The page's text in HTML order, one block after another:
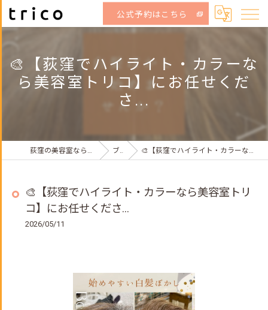
公式予約はこちら
🎨【荻窪でハイライト・カラーな
ら美容室トリコ】にお任せくだ
さ...
荻窪の美容室なら美容室トリコ 荻窪店 ブログ 🎨【荻窪でハイライト・カラーなら美容室トリコ】にお任せくださ...
🎨【荻窪でハイライト・カラーなら美容室トリ
コ】にお任せくださ...
2026/05/11